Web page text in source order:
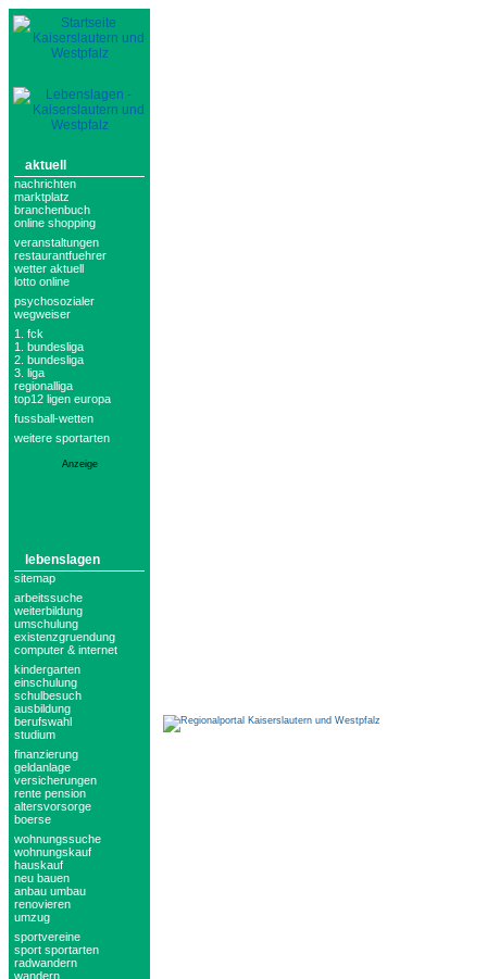
aktuell
nachrichten
marktplatz
branchenbuch
online shopping
veranstaltungen
restaurantfuehrer
wetter aktuell
lotto online
psychosozialer
wegweiser
1. fck
1. bundesliga
2. bundesliga
3. liga
regionalliga
top12 ligen europa
fussball-wetten
weitere sportarten
Anzeige
lebenslagen
sitemap
arbeitssuche
weiterbildung
umschulung
existenzgruendung
computer & internet
kindergarten
einschulung
schulbesuch
ausbildung
berufswahl
studium
finanzierung
geldanlage
versicherungen
rente pension
altersvorsorge
boerse
wohnungssuche
wohnungskauf
hauskauf
neu bauen
anbau umbau
renovieren
umzug
sportvereine
sport sportarten
radwandern
wandern